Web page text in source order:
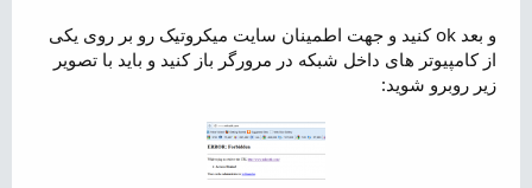
و بعد ok کنید و جهت اطمینان سایت میکروتیک رو بر روی یکی
از کامپیوتر های داخل شبکه در مرورگر باز کنید و باید با تصویر
زیر روبرو شوید: